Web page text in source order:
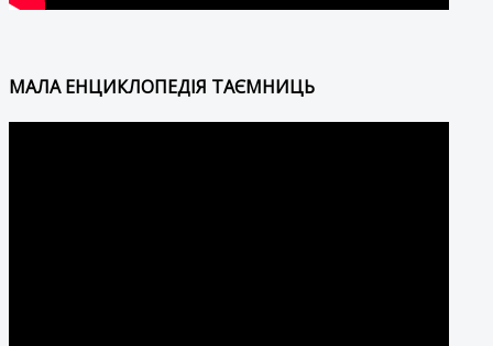
МАЛА ЕНЦИКЛОПЕДІЯ ТАЄМНИЦЬ